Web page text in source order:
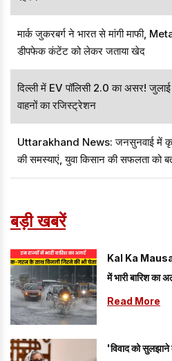
मार्क जुकरबर्ग ने भारत से मांगी माफी,
डीपफेक कंटेंट को लेकर जताया खेद
दिल्ली में EV पॉलिसी 2.0 का असर!
वाहनों का रजिस्ट्रेशन
Uttarakhand News: जनसुनवाई में
की समस्याएं, युवा किसान की सफलता को
बड़ी खबरें
Kal Ka
में भारी बारिश
की भी चेतावनी
Read More
'विवाद को